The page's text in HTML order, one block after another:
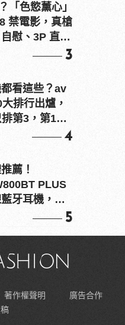
「色慾薰心」
禁電影，真槍
慰、3P 直接
3
看這些？av
排行出爐，
第3，第1名
4
薦！
PLUS
牙耳機，在
5
著作權聲明
廣告合作